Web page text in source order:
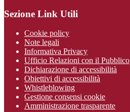
Sezione Link Utili
Cookie policy
Note legali
Informativa Privacy
Ufficio Relazioni con il Pubblico
Dichiarazione di accessibilità
Obiettivi di accessibilità
Whistleblowing
Gestione consensi cookie
Amministrazione trasparente